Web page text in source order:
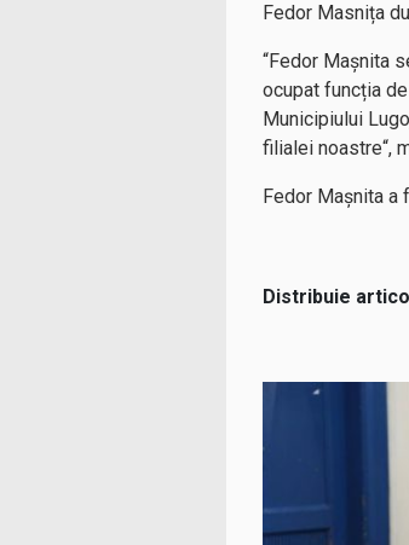
Fedor Masnița
“Fedor Mașnita
ocupat funcția
Municipiului
filialei noastre“,
Fedor Mașnita a
Distribuie